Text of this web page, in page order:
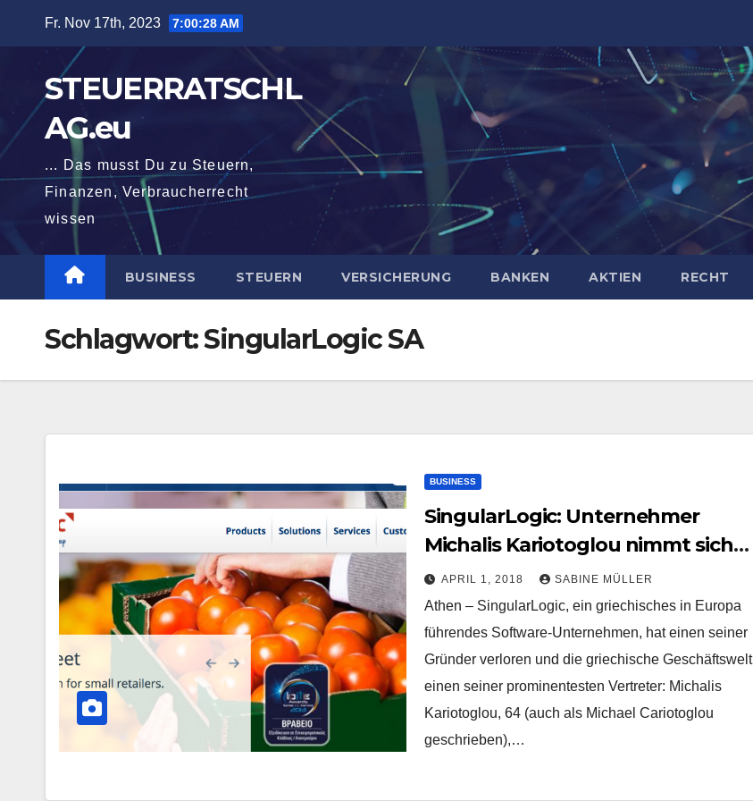
Fr. Nov 17th, 2023 7:00:28 AM
STEUERRATSCHL
AG.eu
... Das musst Du zu Steuern,
Finanzen, Verbraucherrecht
wissen
BUSINESS STEUERN VERSICHERUNG BANKEN AKTIEN RECHT
Schlagwort:SingularLogic SA
BUSINESS
SingularLogic: Unternehmer
Michalis Kariotoglou nimmt sich
das Leben
APRIL 1, 2018 SABINE MÜLLER
Athen – SingularLogic, ein griechisches in Europa
führendes Software-Unternehmen, hat einen seiner
Gründer verloren und die griechische Geschäftswelt
einen seiner prominentesten Vertreter: Michalis
Kariotoglou, 64 (auch als Michael Cariotoglou
geschrieben),…